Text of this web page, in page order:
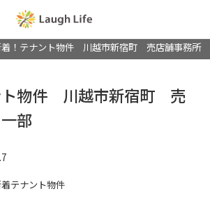
着！テナント物件 川越市新宿町 売店舗事務所
ト物件 川越市新宿町 売
部
テナント物件